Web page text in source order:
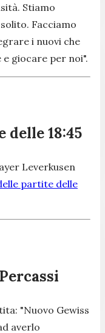
Stiamo
Facciamo
i nuovi che
giocare per noi".
18:45
Leverkusen
partite delle
"Nuovo Gewiss
averlo